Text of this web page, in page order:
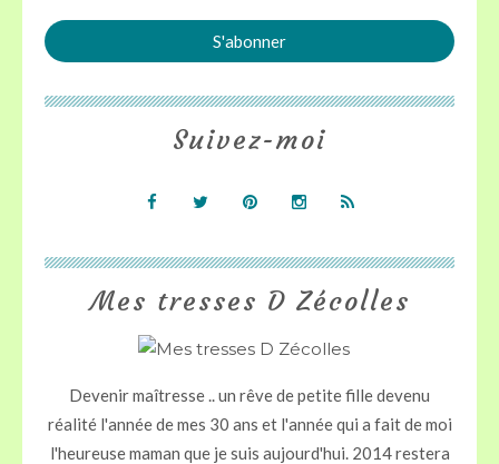
Mes tresses D Zécolles
Devenir maîtresse .. un rêve de petite fille devenu
réalité l'année de mes 30 ans et l'année qui a fait de moi
l'heureuse maman que je suis aujourd'hui. 2014 restera
Suivez-moi